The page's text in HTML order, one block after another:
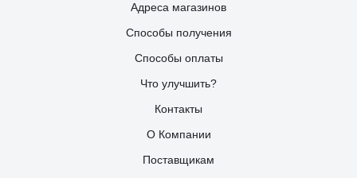
Адреса магазинов
Способы получения
Способы оплаты
Что улучшить?
Контакты
О Компании
Поставщикам